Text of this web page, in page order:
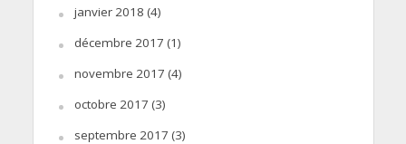
janvier 2018 (4)
décembre 2017 (1)
novembre 2017 (4)
octobre 2017 (3)
septembre 2017 (3)